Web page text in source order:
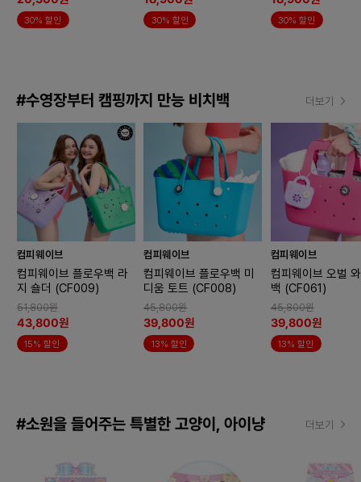
30% 할인 30% 할인 30% 할인
#수영장부터 캠핑까지 만능 비치백 더보기
컴피웨이브
컴피웨이브 플로우백 라
지 숄더 (CF009)
51,800원
43,800원
15% 할인
컴피웨이브
컴피웨이브 플로우백 미
디움 토트 (CF008)
45,800원
39,800원
13% 할인
컴피웨이브
컴피웨이브 오벌
백 (CF061)
45,800원
39,800원
13% 할인
#소원을 들어주는 특별한 고양이, 아이냥 더보기